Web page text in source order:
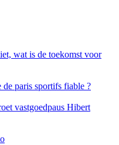
wat is de toekomst voor
paris sportifs fiable ?
vastgoedpaus Hibert